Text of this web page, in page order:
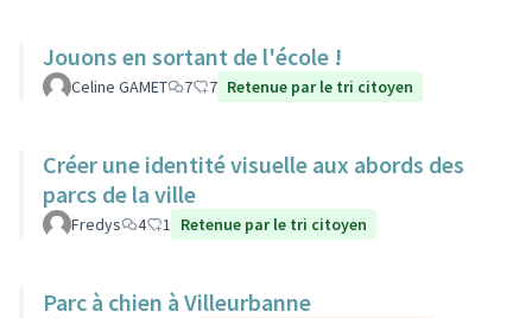
Jouons en sortant de l'école !
Celine GAMET 7 7 Retenue par le tri citoyen
Créer une identité visuelle aux abords des
parcs de la ville
Fredys 4 1 Retenue par le tri citoyen
Parc à chien à Villeurbanne